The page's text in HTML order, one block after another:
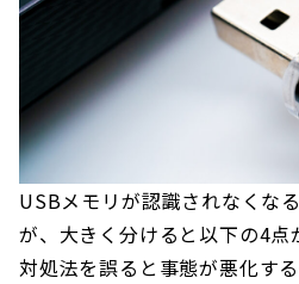
USBメモリが認識されなくな
が、大きく分けると以下の4点
対処法を誤ると事態が悪化す